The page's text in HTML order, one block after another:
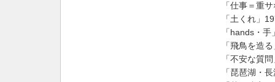
「仕事＝重
「土くれ」
「hands・手
「飛鳥を造
「不安な質
「琵琶湖・